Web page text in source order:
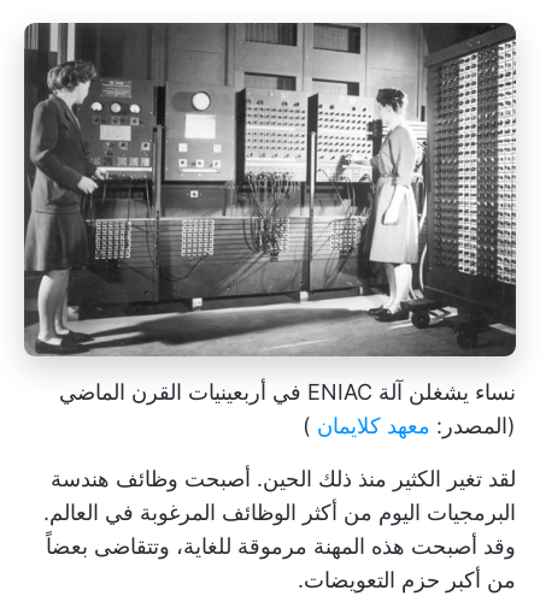
نساء يشغلن آلة ENIAC في أربعينيات القرن الماضي
(المصدر: معهد كلايمان )
لقد تغير الكثير منذ ذلك الحين. أصبحت وظائف هندسة
البرمجيات اليوم من أكثر الوظائف المرغوبة في العالم.
وقد أصبحت هذه المهنة مرموقة للغاية، وتتقاضى بعضاً
من أكبر حزم التعويضات.